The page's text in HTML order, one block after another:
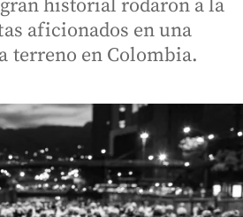
historial rodaron a la
aficionados en una
terreno en Colombia.